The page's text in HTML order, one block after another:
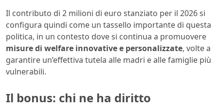
Il contributo di 2 milioni di euro stanziato per il 2026 si
configura quindi come un tassello importante di questa
politica, in un contesto dove si continua a promuovere
misure di welfare innovative e personalizzate, volte a
garantire un’effettiva tutela alle madri e alle famiglie più
vulnerabili.
Il bonus: chi ne ha diritto